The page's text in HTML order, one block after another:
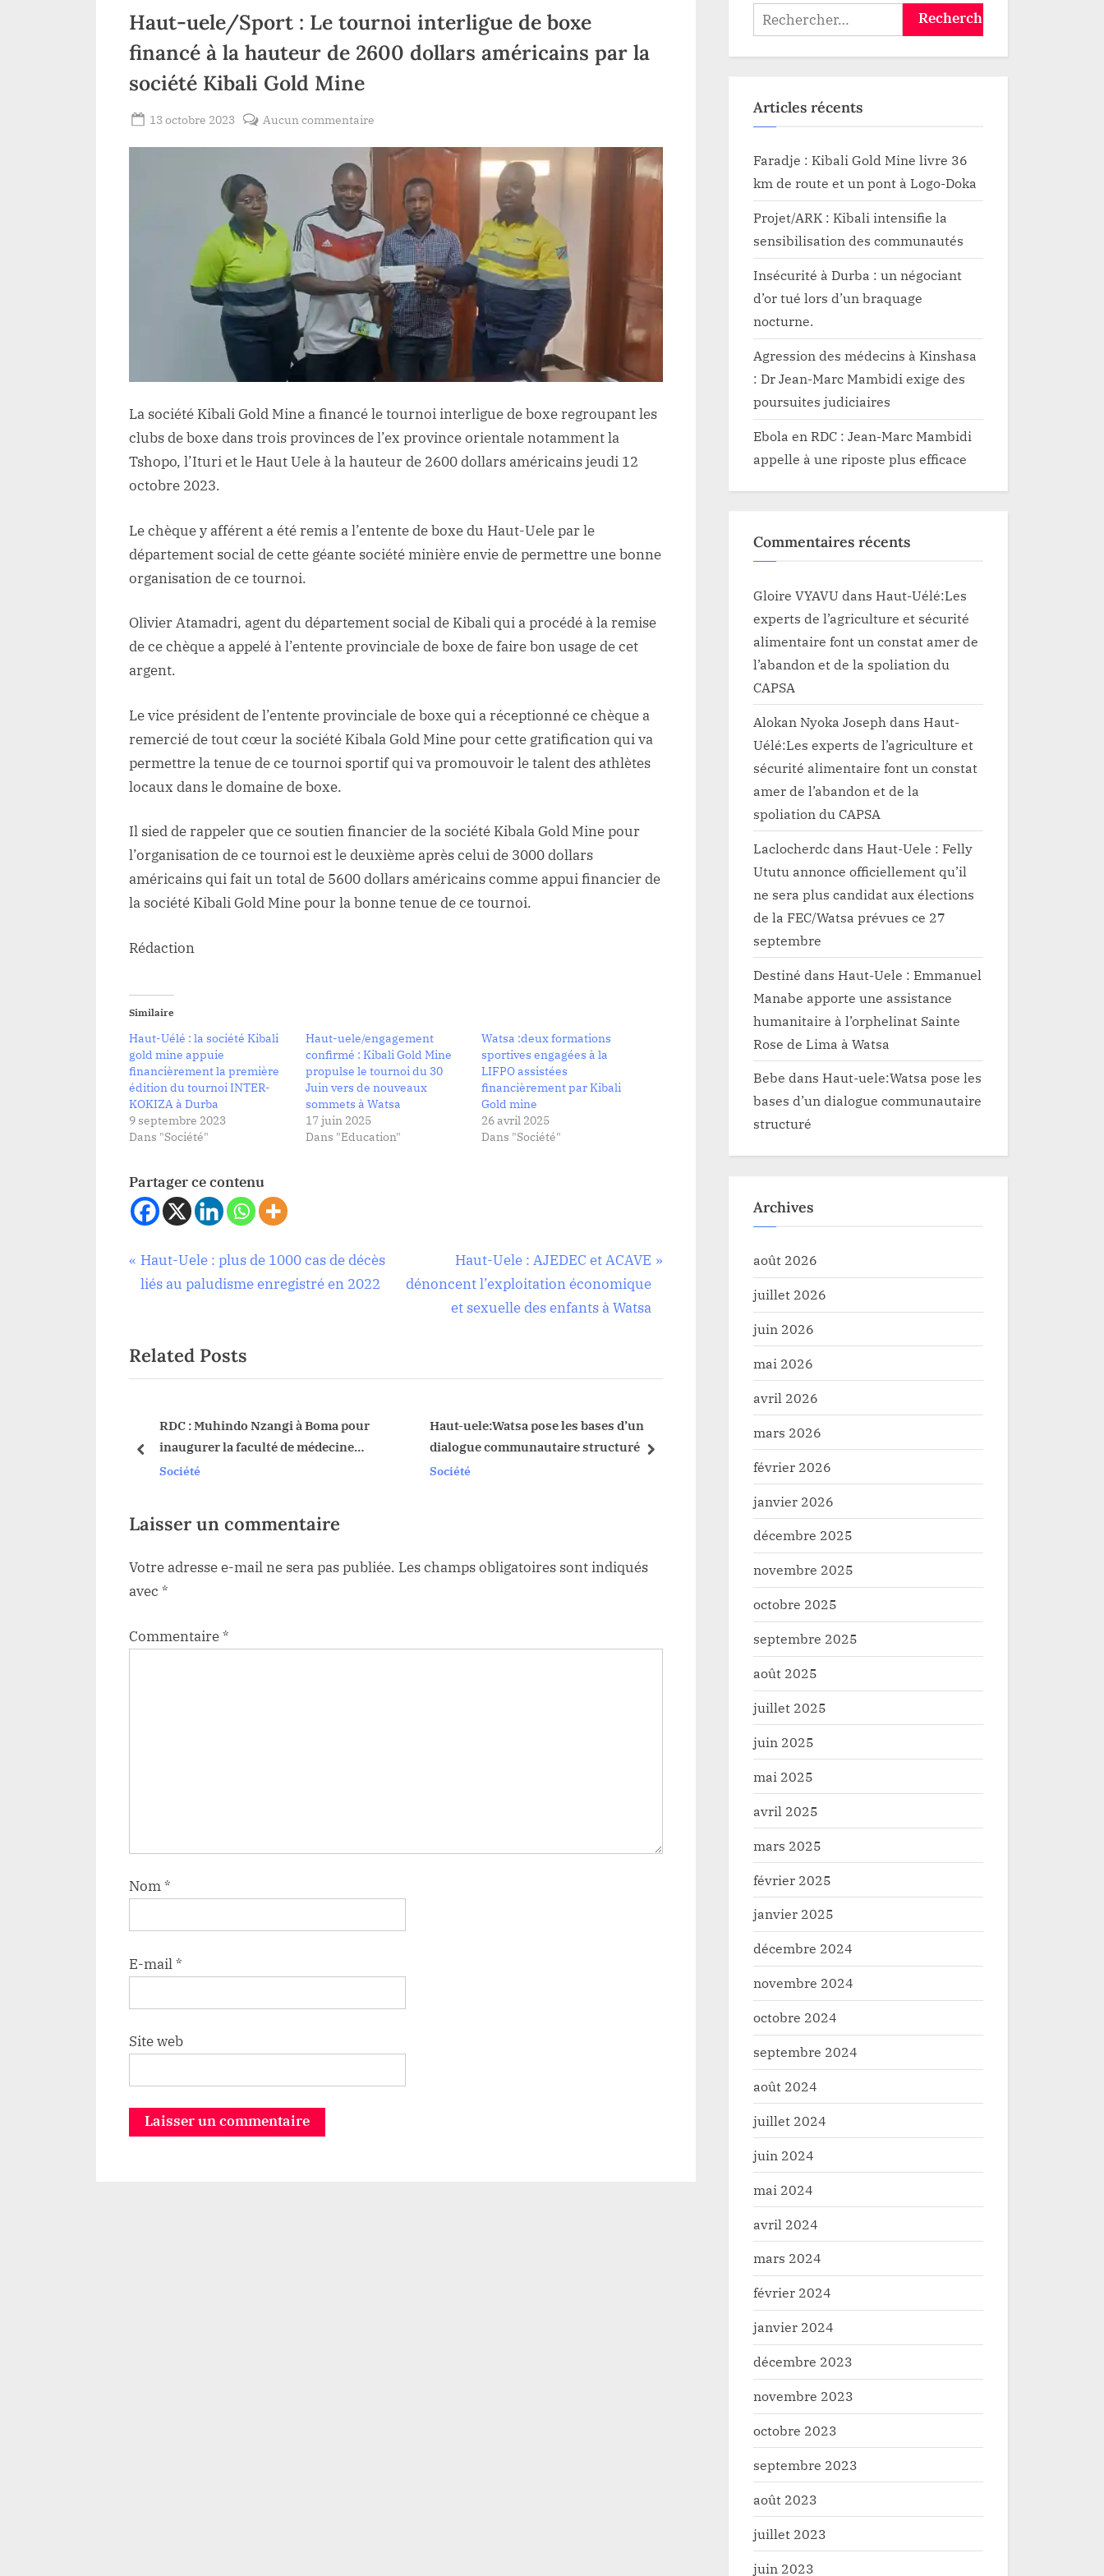
Haut-uele/Sport : Le tournoi interligue de boxe
financé à la hauteur de 2600 dollars américains par la
société Kibali Gold Mine
Posted
13 octobre 2023
Aucun commentaire
uele/Sport
tournoi
interligue
de
boxe
financé
à
la
de
2600
américains
par
Kibali
Gold
La société Kibali Gold Mine a financé le tournoi interligue de boxe regroupant les
clubs de boxe dans trois provinces de l’ex province orientale notamment la
Tshopo, l’Ituri et le Haut Uele à la hauteur de 2600 dollars américains jeudi 12
octobre 2023.
Le chèque y afférent a été remis a l’entente de boxe du Haut-Uele par le
département social de cette géante société minière envie de permettre une bonne
organisation de ce tournoi.
Olivier Atamadri, agent du département social de Kibali qui a procédé à la remise
de ce chèque a appelé à l’entente provinciale de boxe de faire bon usage de cet
argent.
Le vice président de l’entente provinciale de boxe qui a réceptionné ce chèque a
remercié de tout cœur la société Kibala Gold Mine pour cette gratification qui va
permettre la tenue de ce tournoi sportif qui va promouvoir le talent des athlètes
locaux dans le domaine de boxe.
Il sied de rappeler que ce soutien financier de la société Kibala Gold Mine pour
l’organisation de ce tournoi est le deuxième après celui de 3000 dollars
américains qui fait un total de 5600 dollars américains comme appui financier de
la société Kibali Gold Mine pour la bonne tenue de ce tournoi.
Rédaction
Similaire
Haut-Uélé : la société Kibali
gold mine appuie
financièrement la première
édition du tournoi INTER-
KOKIZA à Durba
9 septembre 2023
Dans "Société"
Haut-uele/engagement
confirmé : Kibali Gold Mine
propulse le tournoi du 30
Juin vers de nouveaux
sommets à Watsa
17 juin 2025
Dans "Education"
Watsa :deux formations
sportives engagées à la
LIFPO assistées
financièrement par Kibali
Gold mine
26 avril 2025
Dans "Société"
Partager ce contenu
Société
Navigation
P
r
i
o
P
t
Haut-Uele : plus de 1000 cas de décès
liés au paludisme enregistré en 2022
N
e
x
o
t
:
Haut-Uele : AJEDEC et ACAVE
dénoncent l’exploitation économique
et sexuelle des enfants à Watsa
Related Posts
RDC : Muhindo Nzangi à Boma pour
inaugurer la faculté de médecine
humaine
Société
Haut-uele:Watsa pose les bases d’un
dialogue communautaire structuré
Société
Durba/Météo : Voici la prévision
météorologique de ce jeudi 26 Octobre
dénommée« Taxi
prev next
Laisser un commentaire
Votre adresse e-mail ne sera pas publiée. Les champs obligatoires sont indiqués
avec *
Commentaire*
Nom*
E-mail*
Site web
Rechercher :
Articles récents
Faradje : Kibali Gold Mine livre 36
km de route et un pont à Logo-Doka
Projet/ARK : Kibali intensifie la
sensibilisation des communautés
Insécurité à Durba : un négociant
d’or tué lors d’un braquage
nocturne.
Agression des médecins à Kinshasa
: Dr Jean-Marc Mambidi exige des
poursuites judiciaires
Ebola en RDC : Jean-Marc Mambidi
appelle à une riposte plus efficace
Commentaires récents
Gloire VYAVU dans Haut-Uélé:Les
experts de l’agriculture et sécurité
alimentaire font un constat amer de
l’abandon et de la spoliation du
CAPSA
Alokan Nyoka Joseph dans Haut-
Uélé:Les experts de l’agriculture et
sécurité alimentaire font un constat
amer de l’abandon et de la
spoliation du CAPSA
Laclocherdcdans Haut-Uele : Felly
Ututu annonce officiellement qu’il
ne sera plus candidat aux élections
de la FEC/Watsa prévues ce 27
septembre
Destiné dans Haut-Uele : Emmanuel
Manabe apporte une assistance
humanitaire à l’orphelinat Sainte
Rose de Lima à Watsa
Bebe dans Haut-uele:Watsa pose les
bases d’un dialogue communautaire
structuré
Archives
août 2026
juillet 2026
juin 2026
mai 2026
avril 2026
mars 2026
février 2026
janvier 2026
décembre 2025
novembre 2025
octobre 2025
septembre 2025
août 2025
juillet 2025
juin 2025
mai 2025
avril 2025
mars 2025
février 2025
janvier 2025
décembre 2024
novembre 2024
octobre 2024
septembre 2024
août 2024
juillet 2024
juin 2024
mai 2024
avril 2024
mars 2024
février 2024
janvier 2024
décembre 2023
novembre 2023
octobre 2023
septembre 2023
août 2023
juillet 2023
juin 2023